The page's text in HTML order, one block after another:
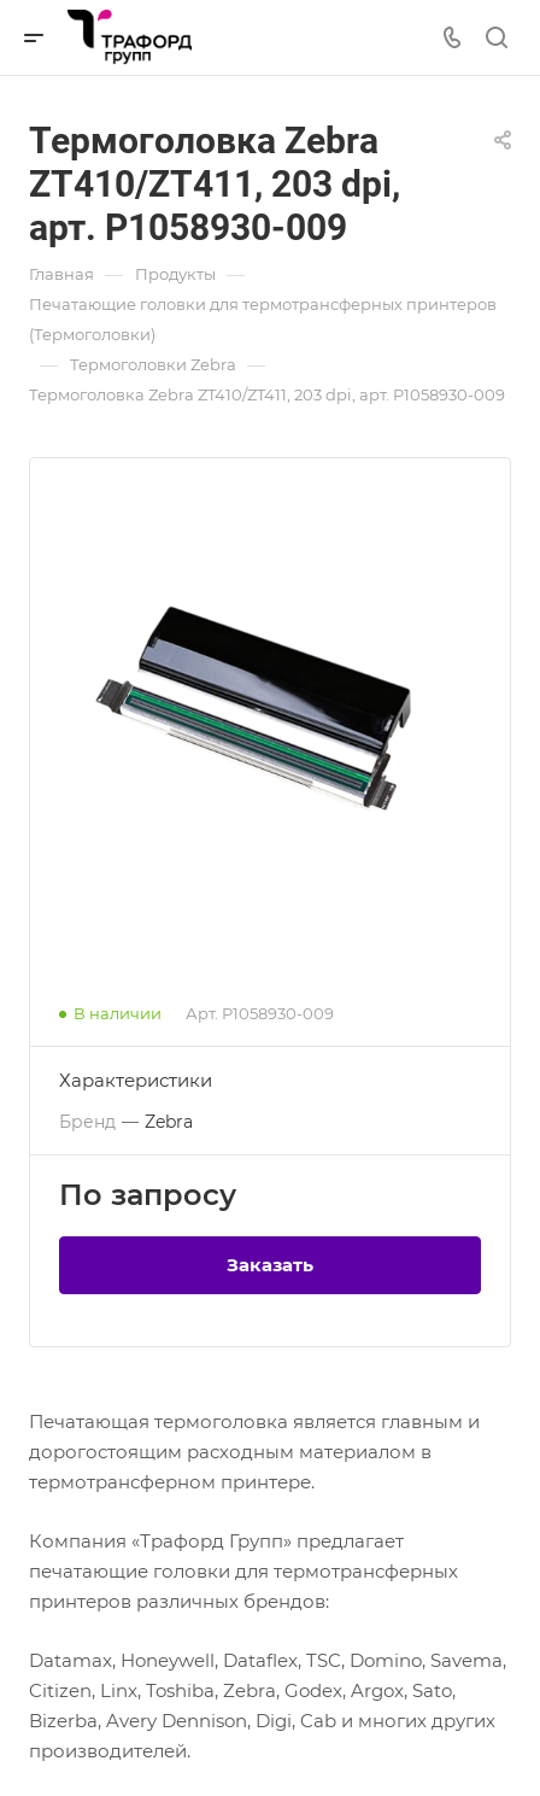
Термоголовка Zebra
ZT410/ZT411, 203 dpi,
арт. P1058930-009
Главная — Продукты —
Печатающие головки для термотрансферных принтеров
(Термоголовки)
— Термоголовки Zebra —
Термоголовка Zebra ZT410/ZT411, 203 dpi, арт. P1058930-009
В наличии Арт. P1058930-009
Характеристики
Бренд — Zebra
По запросу
Заказать
Печатающая термоголовка является главным и
дорогостоящим расходным материалом в
термотрансферном принтере.
Компания «Трафорд Групп» предлагает
печатающие головки для термотрансферных
принтеров различных брендов:
Datamax, Honeywell, Dataflex, TSC, Domino, Savema,
Citizen, Linx, Toshiba, Zebra, Godex, Argox, Sato,
Bizerba, Avery Dennison, Digi, Cab и многих других
производителей.